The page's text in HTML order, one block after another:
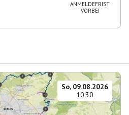
ANMELDEFRIST
VORBEI
So, 09.08.2026
10:30